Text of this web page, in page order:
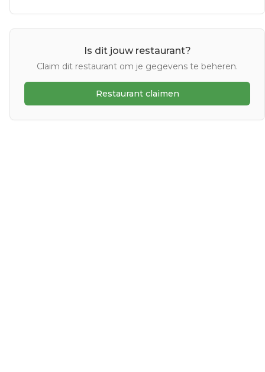
Is dit jouw restaurant?
Claim dit restaurant om je gegevens te beheren.
Restaurant claimen